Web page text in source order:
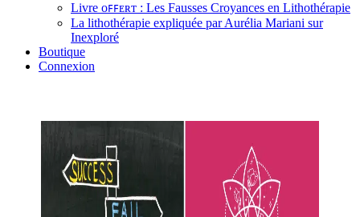
Livre ᴏꜰꜰᴇʀᴛ : Les Fausses Croyances en Lithothérapie
La lithothérapie expliquée par Aurélia Mariani sur
Inexploré
Boutique
Connexion